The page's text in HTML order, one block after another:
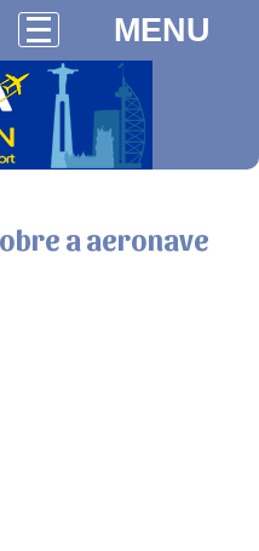
MENU
a aeronave